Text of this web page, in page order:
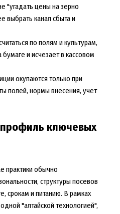
"угадать цены на зерно
выбрать канал сбыта и
по полям и культурам,
и исчезает в кассовом
окупаются только при
полей, нормы внесения, учет
ключевых
практики обычно
структуры посевов
срокам и питанию. В рамках
"алтайской технологией",